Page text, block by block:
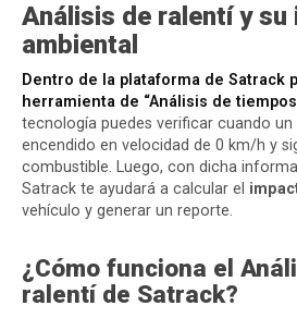
Análisis de ralentí y su
ambiental
Dentro de la plataforma de Satrack
herramienta de “Análisis de
tecnología puedes verificar cuando
encendido en velocidad de 0 km/h y
combustible. Luego, con dicha
Satrack te ayudará a calcular el
vehículo y generar un reporte.
¿Cómo funciona el
ralentí de Satrack?